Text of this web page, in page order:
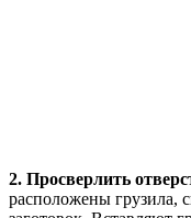
2. Просверлить
расположены грузила,